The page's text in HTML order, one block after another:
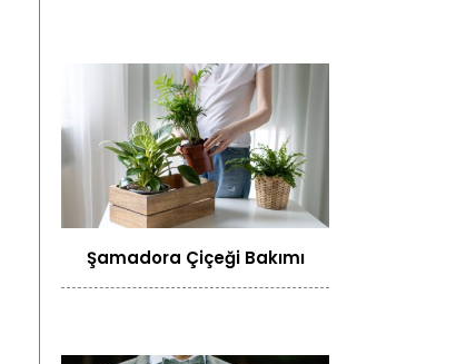
Şamadora Çiçeği Bakımı